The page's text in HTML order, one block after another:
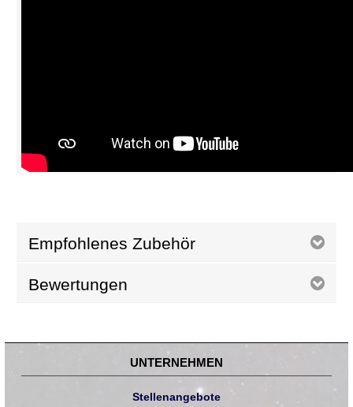
Empfohlenes Zubehör
Bewertungen
UNTERNEHMEN
Stellenangebote